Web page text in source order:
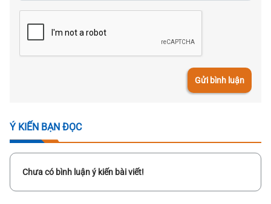
Gửi bình luận
Ý KIẾN BẠN ĐỌC
Chưa có bình luận ý kiến bài viết!